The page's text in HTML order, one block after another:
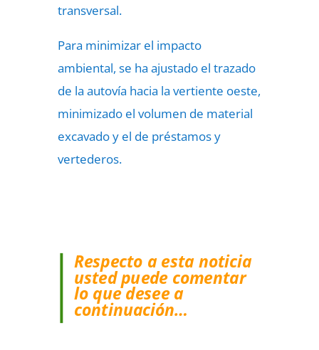
transversal.
Para minimizar el impacto
ambiental, se ha ajustado el trazado
de la autovía hacia la vertiente oeste,
minimizado el volumen de material
excavado y el de préstamos y
vertederos.
Respecto a esta noticia
usted puede comentar
lo que desee a
continuación…